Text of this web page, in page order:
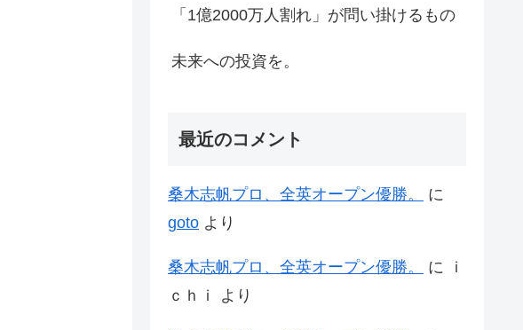
「1億2000万人割れ」が問い掛けるもの
未来への投資を。
最近のコメント
桑木志帆プロ、全英オープン優勝。
に
goto より
桑木志帆プロ、全英オープン優勝。 に
ｉ
ｃｈｉ
より